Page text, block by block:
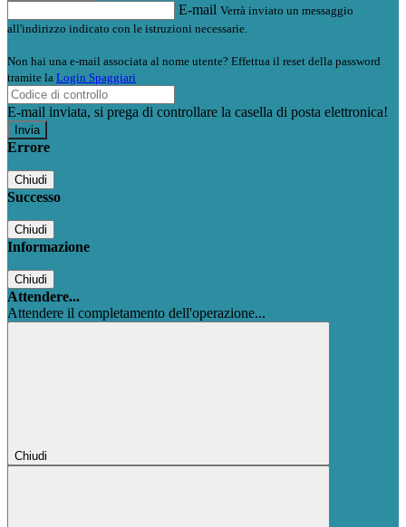
E-mail Verrà inviato un messaggio
all'indirizzo indicato con le istruzioni necessarie.
Non hai una e-mail associata al nome utente? Effettua il reset della password
tramite la Login Spaggiari
E-mail inviata, si prega di controllare la casella di posta elettronica!
Errore
Chiudi
Successo
Chiudi
Informazione
Chiudi
Attendere...
Attendere il completamento dell'operazione...
Chiudi